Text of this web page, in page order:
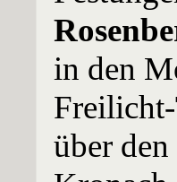
in den
über